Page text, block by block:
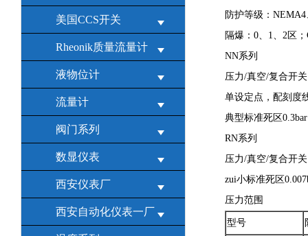
美国CCS开关
Rheonik质量流量计
液物位计
流量计
阀门系列
数显仪表
西安仪表厂
西安自动化仪表一厂
防护等级：
隔爆：0、1、2区
NN系列
压力/真空/复合开
单设定点，配刻度
典型标准死区
RN系列
压力/真空/复合开
zui小标准死区
压力范围
型号